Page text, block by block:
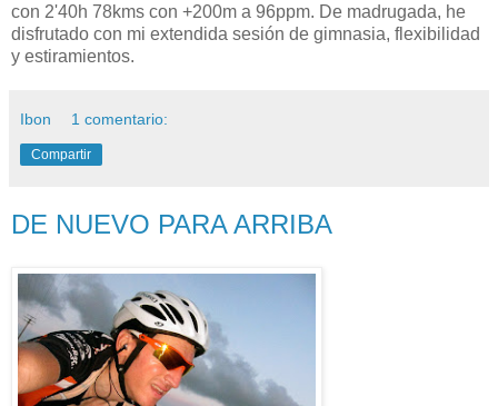
con 2'40h 78kms con +200m a 96ppm. De madrugada, he
disfrutado con mi extendida sesión de gimnasia, flexibilidad
y estiramientos.
Ibon 1 comentario:
Compartir
DE NUEVO PARA ARRIBA